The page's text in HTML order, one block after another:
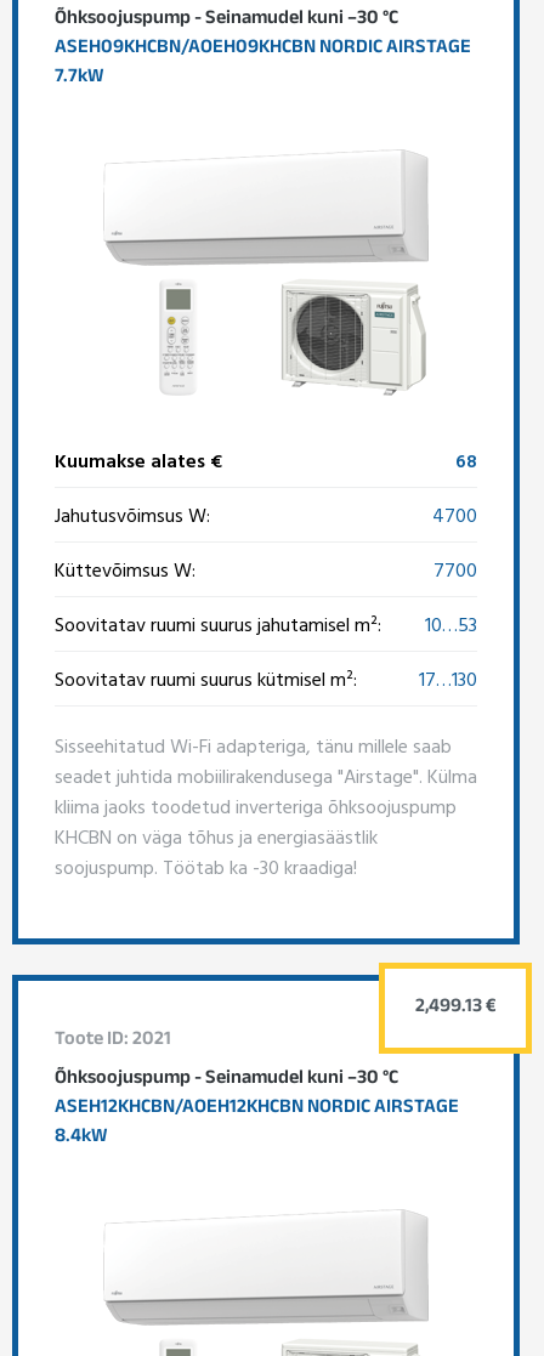
Õhksoojuspump - Seinamudel kuni –30 °C
ASEH09KHCBN/AOEH09KHCBN NORDIC AIRSTAGE
7.7kW
Kuumakse alates €
68
Jahutusvõimsus W:
4700
Küttevõimsus W:
7700
Soovitatav ruumi suurus jahutamisel m²:
10…53
Soovitatav ruumi suurus kütmisel m²:
17…130
Sisseehitatud Wi-Fi adapteriga, tänu millele saab
seadet juhtida mobiilirakendusega "Airstage". Külma
kliima jaoks toodetud inverteriga õhksoojuspump
KHCBN on väga tõhus ja energiasäästlik
soojuspump. Töötab ka -30 kraadiga!
Toote ID: 2021
Õhksoojuspump - Seinamudel kuni –30 °C
ASEH12KHCBN/AOEH12KHCBN NORDIC AIRSTAGE
8.4kW
2,499.13 €